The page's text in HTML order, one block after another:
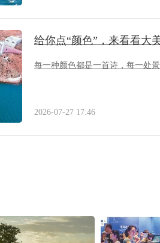
给你点“颜色”，来看看大
每一种颜色都是一首诗，每一处
2026-07-27 17:46